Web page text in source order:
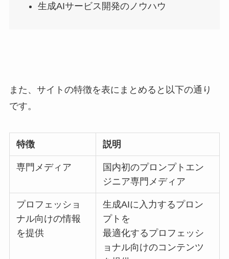
生成AIサービス開発のノウハウ
また、サイトの特徴を表にまとめると以下の通り
です。
特徴 説明
専門メディア
国内初のプロンプトエン
ジニア専門メディア
プロフェッショ
ナル向けの情報
を提供
生成AIに入力するプロン
プトを
最適化するプロフェッシ
ョナル向けのコンテンツ